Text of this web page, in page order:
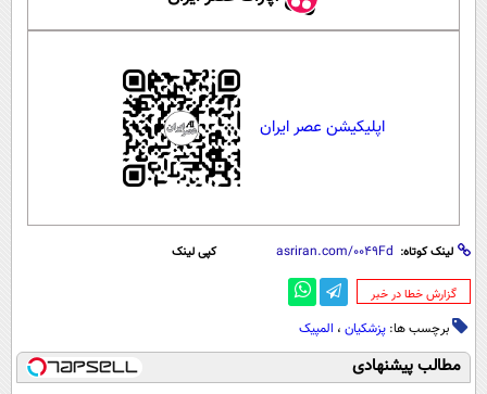
اپلیکیشن عصر ایران
لینک کوتاه: کپی لینک
‌گزارش خطا در خبر
برچسب ها: پزشکیان ، المپیک
مطالب پیشنهادی